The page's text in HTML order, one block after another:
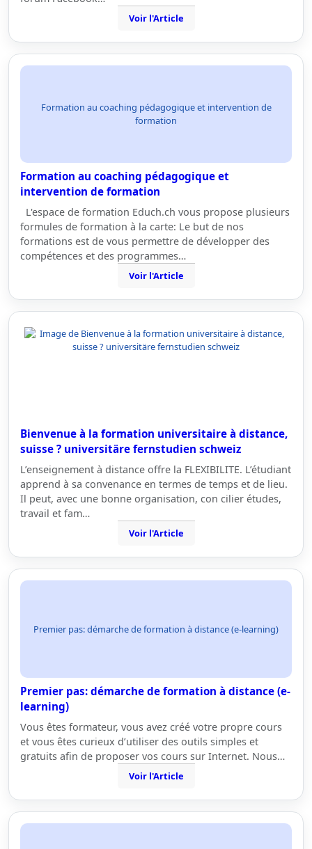
Voir l'Article
Formation au coaching pédagogique et intervention de
formation
Formation au coaching pédagogique et
intervention de formation
L'espace de formation Educh.ch vous propose plusieurs
formules de formation à la carte: Le but de nos
formations est de vous permettre de développer des
compétences et des programmes…
Voir l'Article
Bienvenue à la formation universitaire à distance,
suisse ? universitäre fernstudien schweiz
L’enseignement à distance offre la FLEXIBILITE. L’étudiant
apprend à sa convenance en termes de temps et de lieu.
Il peut, avec une bonne organisation, con cilier études,
travail et fam…
Voir l'Article
Premier pas: démarche de formation à distance (e-learning)
Premier pas: démarche de formation à distance (e-
learning)
Vous êtes formateur, vous avez créé votre propre cours
et vous êtes curieux d’utiliser des outils simples et
gratuits afin de proposer vos cours sur Internet. Nous…
Voir l'Article